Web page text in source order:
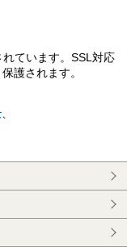
ています。SSL対応
護されます。